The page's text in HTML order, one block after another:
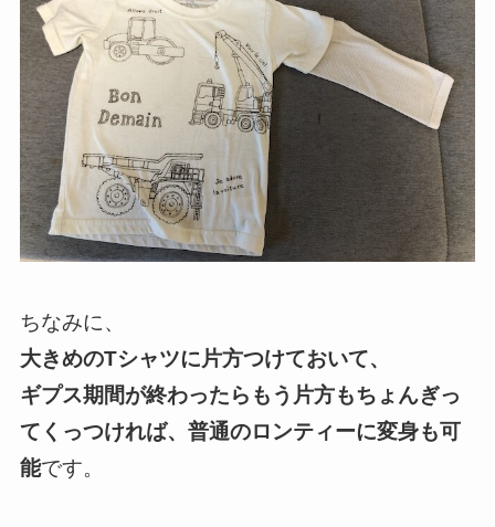
ちなみに、
大きめのTシャツに片方つけておいて、
ギプス期間が終わったらもう片方もちょんぎっ
てくっつければ、普通のロンティーに変身も可
能です。